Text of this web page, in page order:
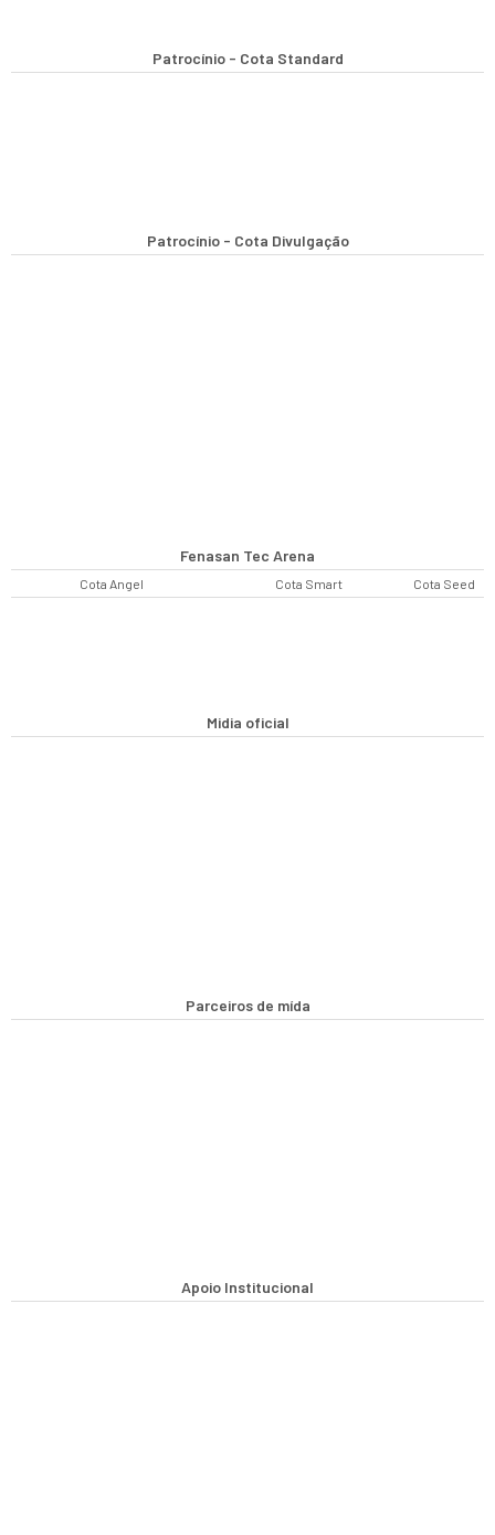
Patrocínio - Cota Standard
Patrocínio - Cota Divulgação
Fenasan Tec Arena
Cota Angel Cota Smart Cota Seed
Midia oficial
Parceiros de mída
Apoio Institucional